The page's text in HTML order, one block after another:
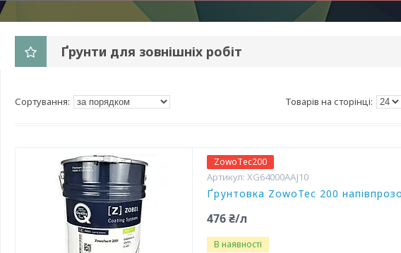
Ґрунти для зовнішніх робіт
ZowoТec200
XG64000AAJ10
Ґрунтовка ZowoTec 200
476 ₴/л
В наявності